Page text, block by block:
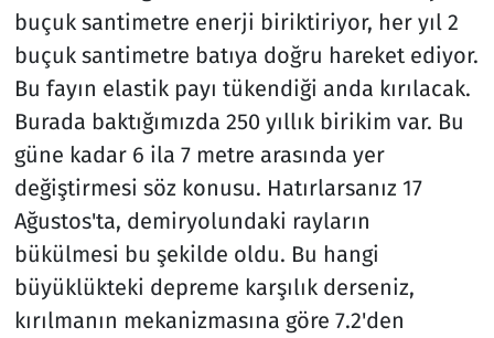
buçuk santimetre enerji biriktiriyor, her yıl 2
buçuk santimetre batıya doğru hareket ediyor.
Bu fayın elastik payı tükendiği anda kırılacak.
Burada baktığımızda 250 yıllık birikim var. Bu
güne kadar 6 ila 7 metre arasında yer
değiştirmesi söz konusu. Hatırlarsanız 17
Ağustos'ta, demiryolundaki rayların
bükülmesi bu şekilde oldu. Bu hangi
büyüklükteki depreme karşılık derseniz,
kırılmanın mekanizmasına göre 7.2'den